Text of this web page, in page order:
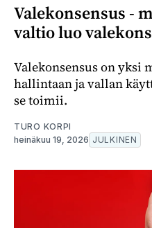
Valekonsensus -
valtio luo
Valekonsensus on
hallintaan ja vallan
se toimii.
TURO KORPI
heinäkuu 19, 2026 JULKINEN